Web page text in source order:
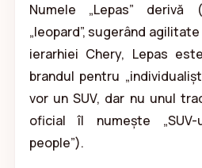
Numele „Lepas”
„leopard”, sugerând
ierarhiei Chery, Lepas
brandul pentru
vor un SUV, dar nu unul
oficial îl numește
people”).